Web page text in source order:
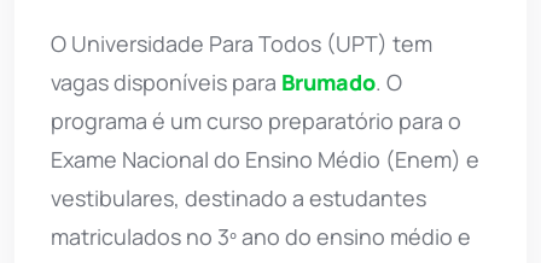
O Universidade Para Todos (UPT) tem
vagas disponíveis para Brumado. O
programa é um curso preparatório para o
Exame Nacional do Ensino Médio (Enem) e
vestibulares, destinado a estudantes
matriculados no 3º ano do ensino médio e